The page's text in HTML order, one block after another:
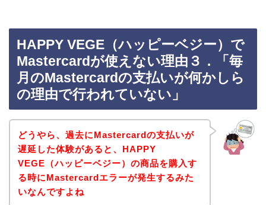
HAPPY VEGE（ハッピーベジー）で
Mastercardが使えない理由３．「毎
月のMastercardの支払いが何かしら
の理由で行われていない」
どうやら、過去にMastercardの支払いが
遅延した体験があると、HAPPY
VEGE（ハッピーベジー）の商品を購入す
る時にMastercardエラーが発生するみた
いなんですよね